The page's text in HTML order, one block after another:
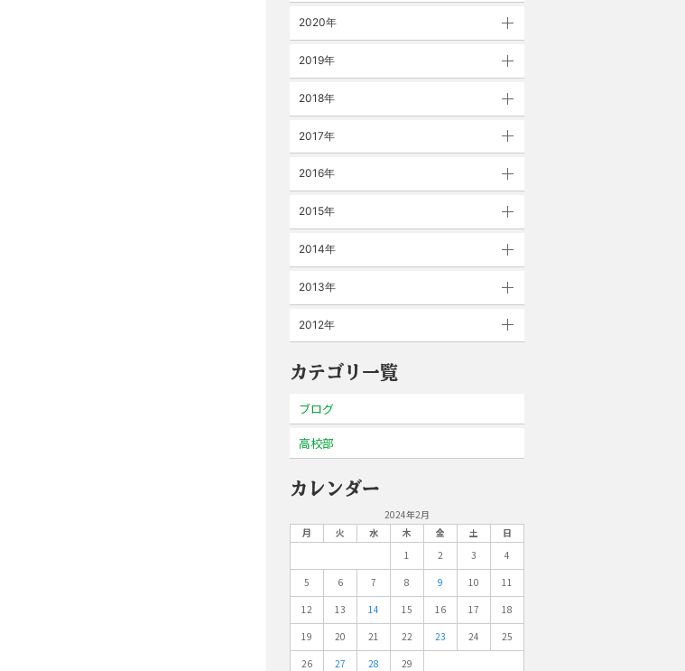
2020年
2019年
2018年
2017年
2016年
2015年
2014年
2013年
2012年
カテゴリ一覧
ブログ
高校部
カレンダー
2024年2月
月
火 水 木 金 土
日
1
2 3
4
5
6 7 8 9 10
11
12
13 14 15 16 17
18
19
20 21 22 23 24
25
26
27 28 29